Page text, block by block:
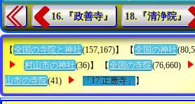
16.『政善寺』 18.『清浄院』
【 全国の寺院と神社(157,167)】 【 全国の神社
村山市の神社(36)】 【 全国の寺院(76,660)
山市の寺院(41) 「17.正應寺」 】